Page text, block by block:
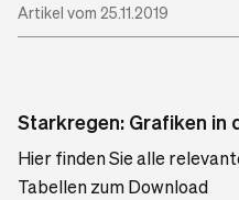
Artikel vom 25.11.2019
Starkregen: Grafiken in
Hier finden Sie alle
Tabellen zum Download